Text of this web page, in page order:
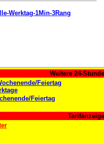
Werktag-1Min-3Rang
Weitere 24-
Feiertag
Feiertag